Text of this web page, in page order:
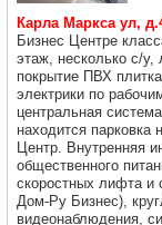
Карла Маркса ул,
Бизнес Центре
этаж, несколько с/
покрытие ПВХ
электрики по
центральная
находится парковка
Центр. Внутренняя
общественного
скоростных лифта и
Дом-Ру Бизнес),
видеонаблюдения,